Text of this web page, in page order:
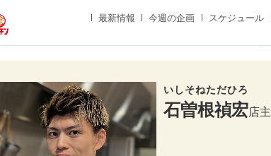
最新情報 今週の企画 スケジュール
石曽根禎宏
いしそねただひろ
店主